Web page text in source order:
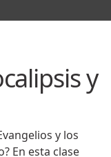
y
y los
En esta clase